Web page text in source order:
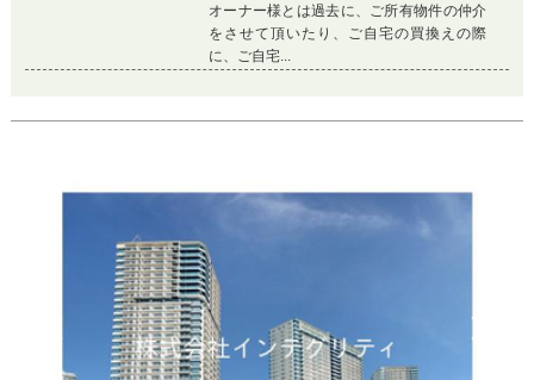
オーナー様とは過去に、ご所有物件の仲介
をさせて頂いたり、ご自宅の買換えの際
に、ご自宅...
Previous